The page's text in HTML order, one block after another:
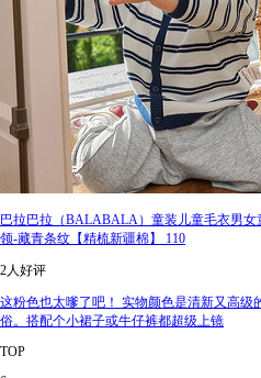
巴拉巴拉（BALABALA）童装儿童毛衣男女
领-藏青条纹【精梳新疆棉】 110
2人好评
这粉色也太嗲了吧！ 实物颜色是清新又高
俗。搭配个小裙子或牛仔裤都超级上镜
TOP